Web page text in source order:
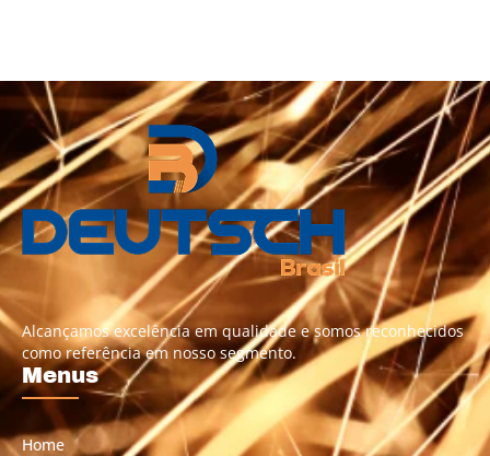
Alcançamos excelência em qualidade e somos reconhecidos
como referência em nosso segmento.
Menus
Home